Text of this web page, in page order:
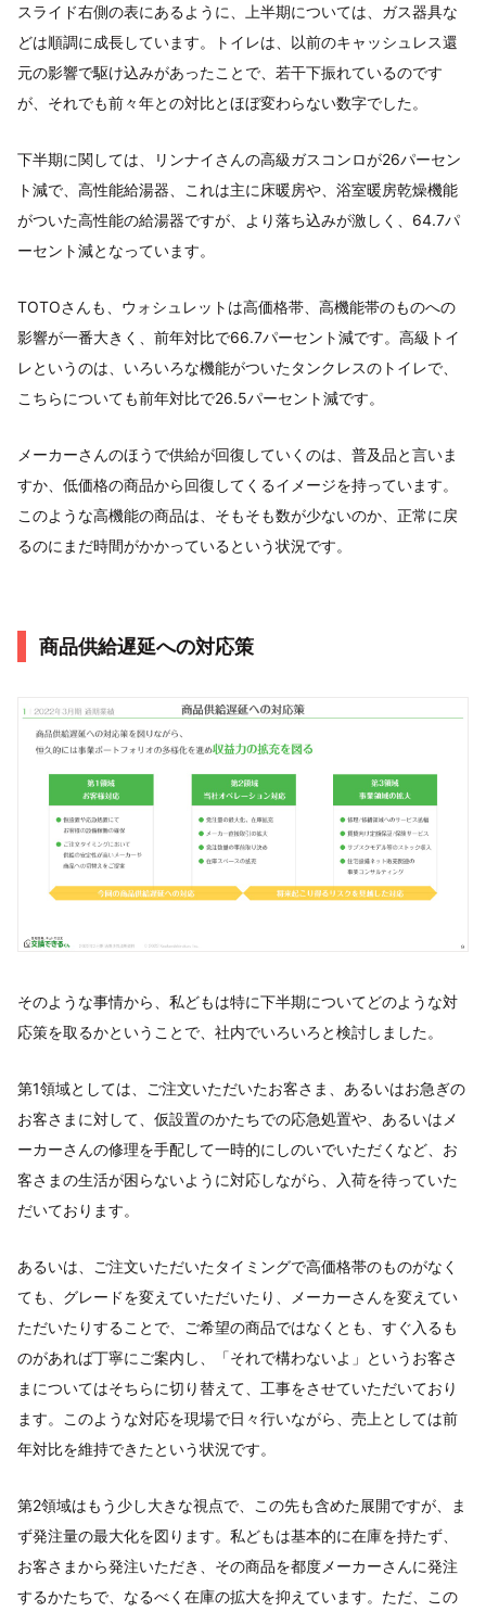
スライド右側の表にあるように、上半期については、ガス器具な
どは順調に成長しています。トイレは、以前のキャッシュレス還
元の影響で駆け込みがあったことで、若干下振れているのです
が、それでも前々年との対比とほぼ変わらない数字でした。
下半期に関しては、リンナイさんの高級ガスコンロが26パーセン
ト減で、高性能給湯器、これは主に床暖房や、浴室暖房乾燥機能
がついた高性能の給湯器ですが、より落ち込みが激しく、64.7パ
ーセント減となっています。
TOTOさんも、ウォシュレットは高価格帯、高機能帯のものへの
影響が一番大きく、前年対比で66.7パーセント減です。高級トイ
レというのは、いろいろな機能がついたタンクレスのトイレで、
こちらについても前年対比で26.5パーセント減です。
メーカーさんのほうで供給が回復していくのは、普及品と言いま
すか、低価格の商品から回復してくるイメージを持っています。
このような高機能の商品は、そもそも数が少ないのか、正常に戻
るのにまだ時間がかかっているという状況です。
商品供給遅延への対応策
そのような事情から、私どもは特に下半期についてどのような対
応策を取るかということで、社内でいろいろと検討しました。
第1領域としては、ご注文いただいたお客さま、あるいはお急ぎの
お客さまに対して、仮設置のかたちでの応急処置や、あるいはメ
ーカーさんの修理を手配して一時的にしのいでいただくなど、お
客さまの生活が困らないように対応しながら、入荷を待っていた
だいております。
あるいは、ご注文いただいたタイミングで高価格帯のものがなく
ても、グレードを変えていただいたり、メーカーさんを変えてい
ただいたりすることで、ご希望の商品ではなくとも、すぐ入るも
のがあれば丁寧にご案内し、「それで構わないよ」というお客さ
まについてはそちらに切り替えて、工事をさせていただいており
ます。このような対応を現場で日々行いながら、売上としては前
年対比を維持できたという状況です。
第2領域はもう少し大きな視点で、この先も含めた展開ですが、ま
ず発注量の最大化を図ります。私どもは基本的に在庫を持たず、
お客さまから発注いただき、その商品を都度メーカーさんに発注
するかたちで、なるべく在庫の拡大を抑えています。ただ、この